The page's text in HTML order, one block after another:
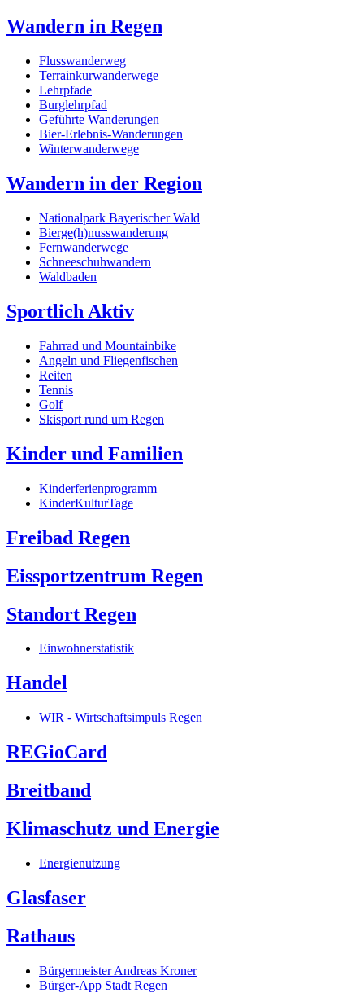
Wandern in Regen
Flusswanderweg
Terrainkurwanderwege
Lehrpfade
Burglehrpfad
Geführte Wanderungen
Bier-Erlebnis-Wanderungen
Winterwanderwege
Wandern in der Region
Nationalpark Bayerischer Wald
Bierge(h)nusswanderung
Fernwanderwege
Schneeschuhwandern
Waldbaden
Sportlich Aktiv
Fahrrad und Mountainbike
Angeln und Fliegenfischen
Reiten
Tennis
Golf
Skisport rund um Regen
Kinder und Familien
Kinderferienprogramm
KinderKulturTage
Freibad Regen
Eissportzentrum Regen
Standort Regen
Einwohnerstatistik
Handel
WIR - Wirtschaftsimpuls Regen
REGioCard
Breitband
Klimaschutz und Energie
Energienutzung
Glasfaser
Rathaus
Bürgermeister Andreas Kroner
Bürger-App Stadt Regen